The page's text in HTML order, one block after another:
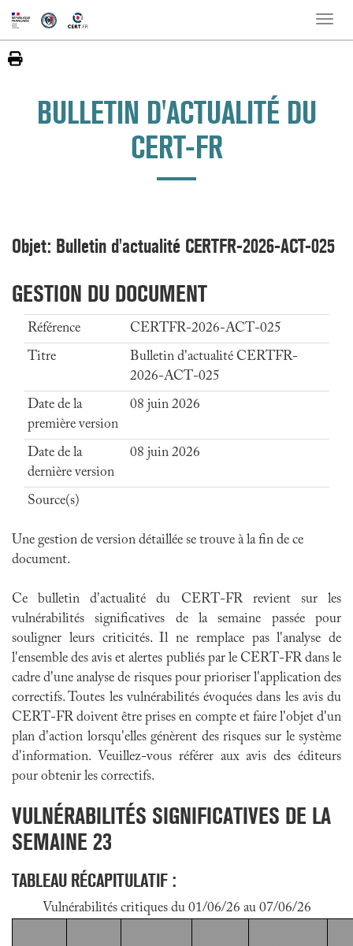
Toggle
BULLETIN D'ACTUALITÉ DU
CERT-FR
Objet: Bulletin d'actualité CERTFR-2026-ACT-025
GESTION DU DOCUMENT
Référence
CERTFR-2026-ACT-025
Titre
Bulletin d'actualité CERTFR-
2026-ACT-025
Date de la
première version
08 juin 2026
Date de la
dernière version
08 juin 2026
Source(s)
Une gestion de version détaillée se trouve à la fin de ce
document.
Ce bulletin d'actualité du CERT-FR revient sur les
vulnérabilités significatives de la semaine passée pour
souligner leurs criticités. Il ne remplace pas l'analyse de
l'ensemble des avis et alertes publiés par le CERT-FR dans le
cadre d'une analyse de risques pour prioriser l'application des
correctifs. Toutes les vulnérabilités évoquées dans les avis du
CERT-FR doivent être prises en compte et faire l'objet d'un
plan d'action lorsqu'elles génèrent des risques sur le système
d'information. Veuillez-vous référer aux avis des éditeurs
pour obtenir les correctifs.
VULNÉRABILITÉS SIGNIFICATIVES DE LA
SEMAINE 23
TABLEAU RÉCAPITULATIF :
Vulnérabilités critiques du 01/06/26 au 07/06/26